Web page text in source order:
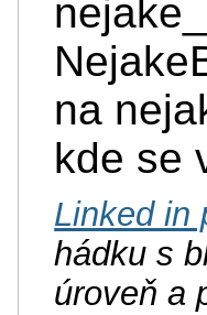
na
kde se
Linked in
hádku s
úroveň a